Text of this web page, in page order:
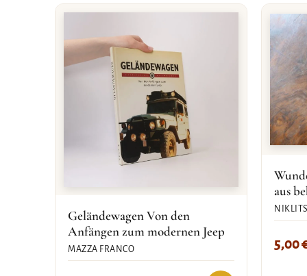
Geländewagen Von den
Anfängen zum modernen Jeep
MAZZA FRANCO
aus
5,00